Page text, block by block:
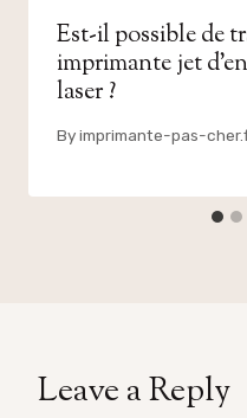
Est-il possible de
imprimante jet
laser ?
Byimprimante-pas-
Leave a Reply